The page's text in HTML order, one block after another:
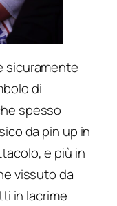
sicuramente
di
spesso
da pin up in
e più in
vissuto da
in lacrime